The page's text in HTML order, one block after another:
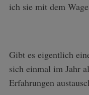
ich sie mit dem
Gibt es eigentlich
sich einmal im Jahr
Erfahrungen